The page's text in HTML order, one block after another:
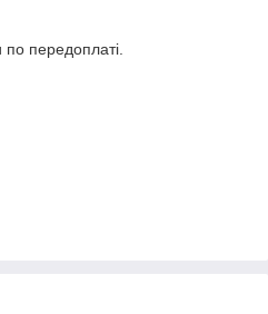
по передоплаті.